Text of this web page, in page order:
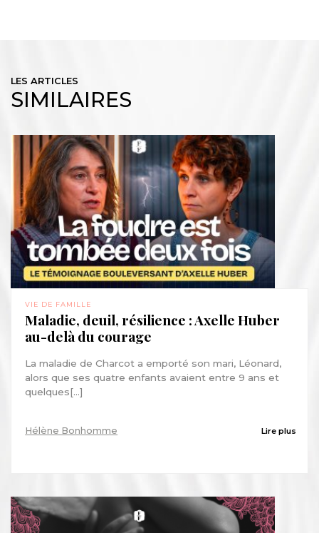
LES ARTICLES
SIMILAIRES
VIE DE FAMILLE
Maladie, deuil, résilience : Axelle Huber
au-delà du courage
La maladie de Charcot a emporté son mari, Léonard,
alors que ses quatre enfants avaient entre 9 ans et
quelques[...]
Hélène Bonhomme Lire plus